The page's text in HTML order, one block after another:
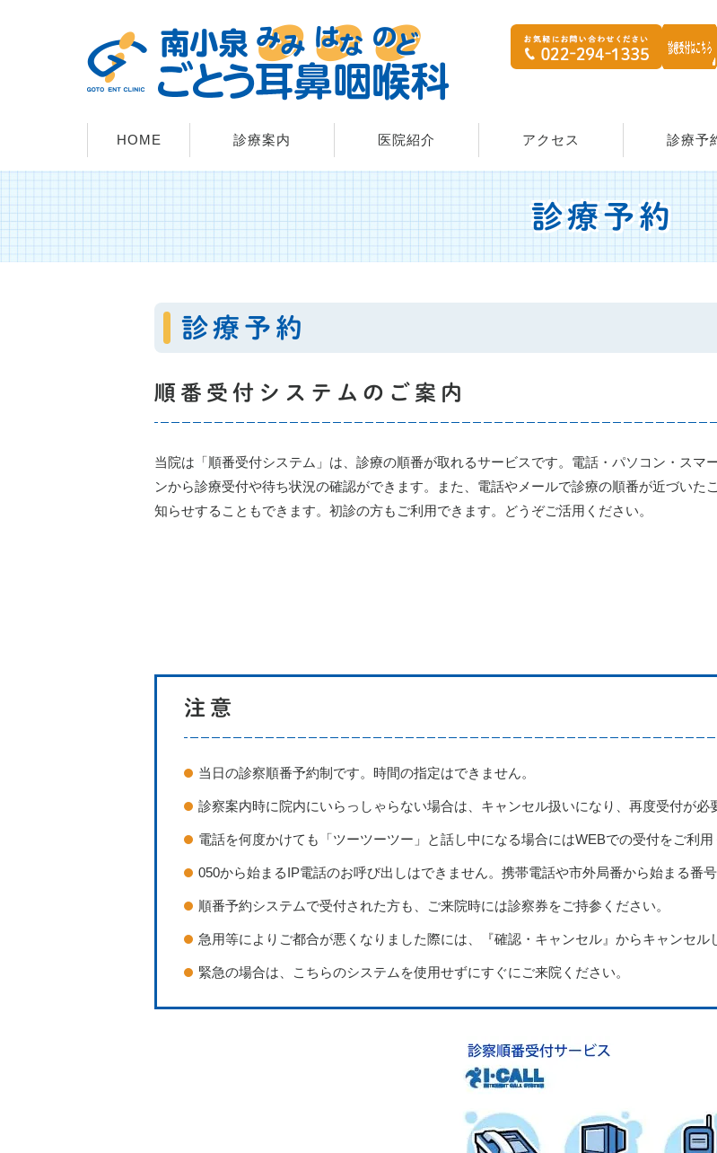
HOME 診療案内 医院紹介 アクセス 診療予
診療予約
診療予約
順番受付システムのご案内
当院は「順番受付システム」は、診療の順番が取れるサービスです。電話・パソコン・スマ
ンから診療受付や待ち状況の確認ができます。また、電話やメールで診療の順番が近づいた
知らせすることもできます。初診の方もご利用できます。どうぞご活用ください。
注意
当日の診察順番予約制です。時間の指定はできません。
診察案内時に院内にいらっしゃらない場合は、キャンセル扱いになり、再度受付が必
電話を何度かけても「ツーツーツー」と話し中になる場合にはWEBでの受付をご利用
050から始まるIP電話のお呼び出しはできません。携帯電話や市外局番から始まる番号
順番予約システムで受付された方も、ご来院時には診察券をご持参ください。
急用等によりご都合が悪くなりました際には、『確認・キャンセル』からキャンセル
緊急の場合は、こちらのシステムを使用せずにすぐにご来院ください。